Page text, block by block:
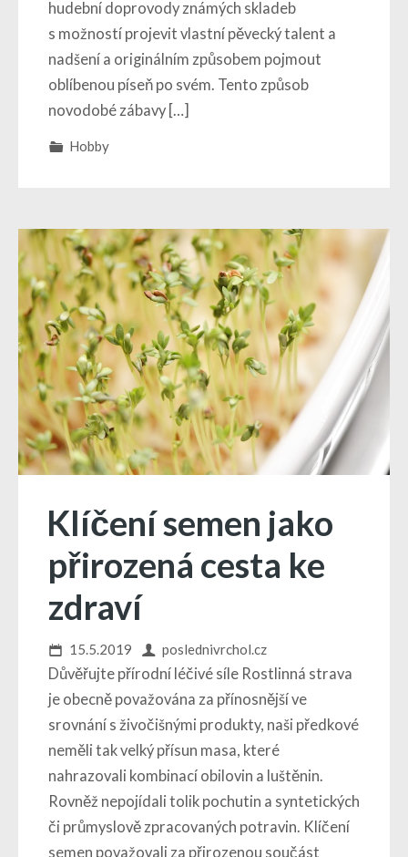
hudební doprovody známých skladeb
s možností projevit vlastní pěvecký talent a
nadšení a originálním způsobem pojmout
oblíbenou píseň po svém. Tento způsob
novodobé zábavy […]
Hobby
Klíčení semen jako
přirozená cesta ke
zdraví
15.5.2019 poslednivrchol.cz
Důvěřujte přírodní léčivé síle Rostlinná strava
je obecně považována za přínosnější ve
srovnání s živočišnými produkty, naši předkové
neměli tak velký přísun masa, které
nahrazovali kombinací obilovin a luštěnin.
Rovněž nepojídali tolik pochutin a syntetických
či průmyslově zpracovaných potravin. Klíčení
semen považovali za přirozenou součást